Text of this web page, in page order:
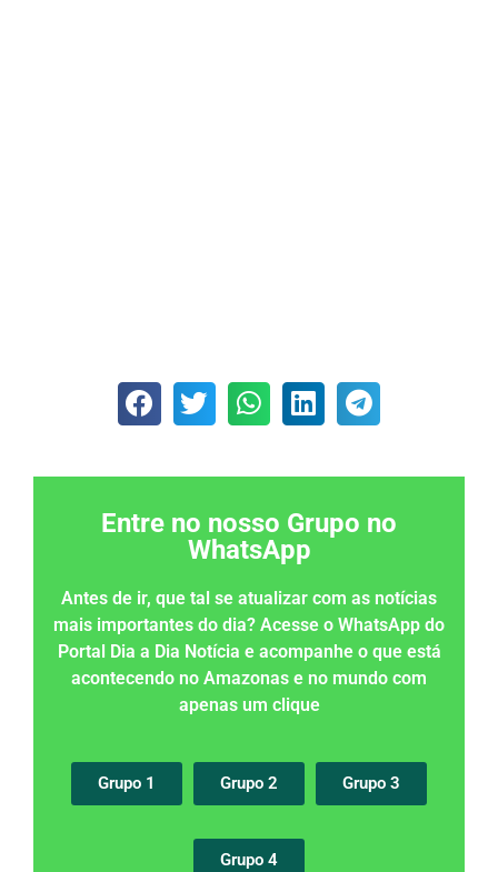
Entre no nosso Grupo no
WhatsApp
Antes de ir, que tal se atualizar com as notícias
mais importantes do dia? Acesse o WhatsApp do
Portal Dia a Dia Notícia e acompanhe o que está
acontecendo no Amazonas e no mundo com
apenas um clique
Grupo 1 Grupo 2 Grupo 3
Grupo 4